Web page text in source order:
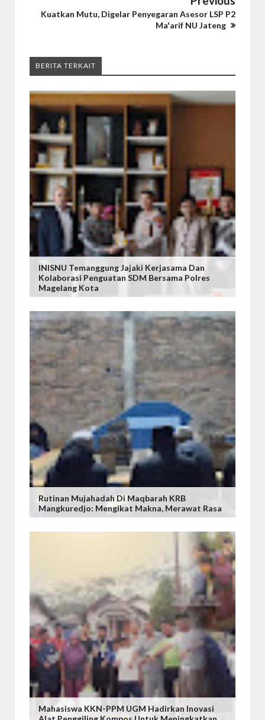
Kuatkan Mutu, Digelar Penyegaran Asesor LSP P2
Ma'arif NU Jateng
BERITA TERKAIT
INISNU Temanggung Jajaki Kerjasama Dan
Kolaborasi Penguatan SDM Bersama Polres
Magelang Kota
Rutinan Mujahadah Di Maqbarah KRB
Mangkuredjo: Mengikat Makna, Merawat Rasa
Mahasiswa KKN-PPM UGM Hadirkan Inovasi